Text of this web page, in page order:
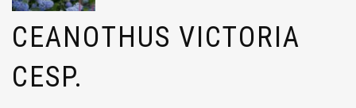
CEANOTHUS VICTORIA
CESP.